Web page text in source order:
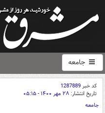
جامعه
کد خبر1287889
تاریخ انتشار: ۲۸ مهر ۱۴۰۰ - ۰۵:۱۵
جامعه